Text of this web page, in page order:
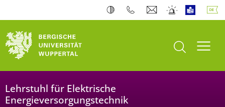
Suche öffnen
Lehrstuhl für Elektrische
Energieversorgungstechnik